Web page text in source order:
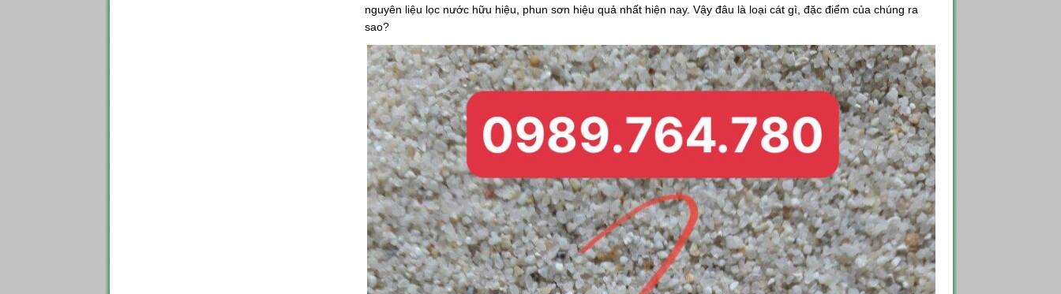
nguyên liệu lọc nước hữu hiệu, phun sơn hiệu quả nhất hiện nay. Vậy đâu là loại cát gì, đặc điểm của chúng ra
sao?